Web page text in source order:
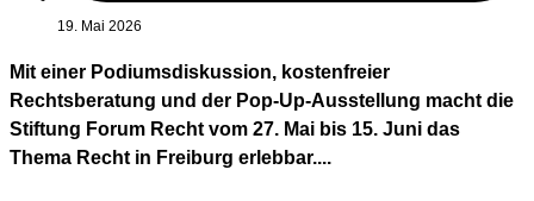
19. Mai 2026
Mit einer Podiumsdiskussion, kostenfreier
Rechtsberatung und der Pop-Up-Ausstellung macht die
Stiftung Forum Recht vom 27. Mai bis 15. Juni das
Thema Recht in Freiburg erlebbar....